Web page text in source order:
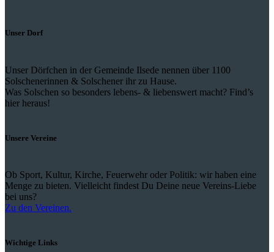
Unser Dorf
Unser Dörfchen in der Gemeinde Ilsede nennen über 1100
Solschenerinnen & Solschener ihr zu Hause.
Was Solschen so besonders lebens- & liebenswert macht? Find’s
hier heraus!
Unsere Vereine
Ob Sport, Kultur, Kirche, Feuerwehr oder Politik: wir haben eine
Menge zu bieten. Vielleicht findest Du Deine neue Vereins-Liebe
bei uns?
Zu den Vereinen.
Wichtige Links